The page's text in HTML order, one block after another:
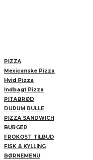
PIZZA
Mexicanske Pizza
Hvid Pizza
Indbagt Pizza
PITABRØD
DURUM RULLE
PIZZA SANDWICH
BURGER
FROKOST TILBUD
FISK & KYLLING
BØRNEMENU